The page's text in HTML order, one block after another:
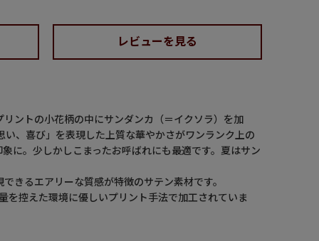
レビューを見る
ントの小花柄の中にサンダンカ（＝イクソラ）を加
、喜び」を表現した上質な華やかさがワンランク上の
に。少しかしこまったお呼ばれにも最適です。夏はサン
きるエアリーな質感が特徴のサテン素材です。
を控えた環境に優しいプリント手法で加工されていま